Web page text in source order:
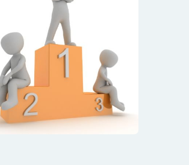
MULHERES
GESTORAS
HOMEST
HOME